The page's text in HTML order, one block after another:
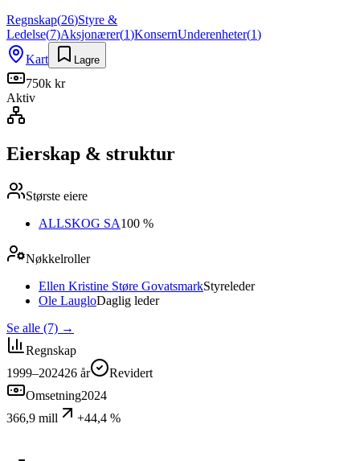
Regnskap(26)Styre &
Ledelse(7)Aksjonærer(1)KonsernUnderenheter(1)
Kart
Lagre
750k kr
Aktiv
Eierskap & struktur
Største eiere
ALLSKOG SA100 %
Nøkkelroller
Ellen Kristine Støre GovatsmarkStyreleder
Ole LaugloDaglig leder
Se alle (7) →
Regnskap
1999–202426 år
Revidert
Omsetning2024
366,9 mill
+44,4 %